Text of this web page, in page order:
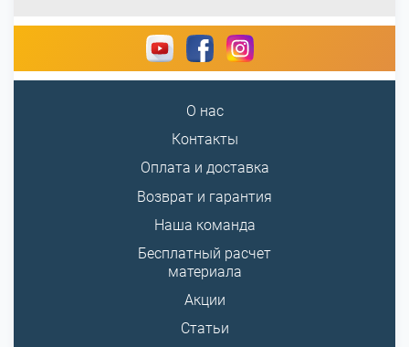
О нас
Контакты
Оплата и доставка
Возврат и гарантия
Наша команда
Бесплатный расчет
материала
Акции
Статьи